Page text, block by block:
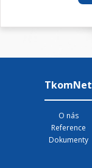
TkomNet
O nás
Reference
Dokumenty